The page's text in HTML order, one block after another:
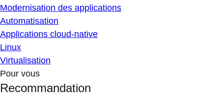
Modernisation des applications
Automatisation
Applications cloud-native
Linux
Virtualisation
Pour vous
Recommandation